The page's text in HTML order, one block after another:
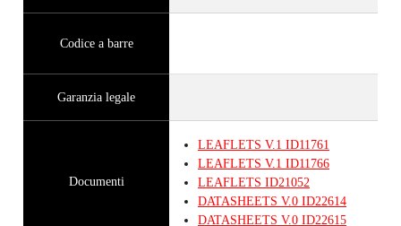
Codice a barre
Garanzia legale
Documenti
LEAFLETS V.1 ID11761
LEAFLETS V.1 ID11766
LEAFLETS ID21052
DATASHEETS V.0 ID22614
DATASHEETS V.0 ID22615